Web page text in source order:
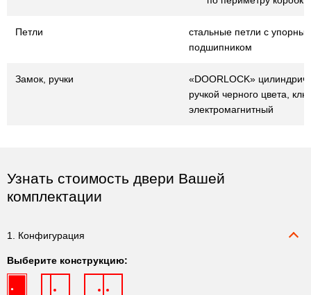
Петли
стальные петли с
подшипником
Замок, ручки
«DOORLOCK»
ручкой черного цвета,
электромагнитный
Узнать стоимость двери Вашей
комплектации
1. Конфигурация
Выберите конструкцию: